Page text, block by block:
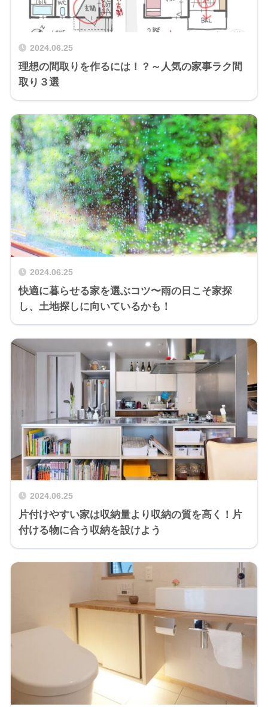
2024.06.25
理想の間取りを作るには！？～人気の家事ラク間
取り３選
2024.06.25
快適に暮らせる家を選ぶコツ〜雨の日こそ家探
し、土地探しに向いているかも！
2024.06.25
片付けやすい家は収納量より収納の質を高く！片
付ける物に合う収納を設けよう